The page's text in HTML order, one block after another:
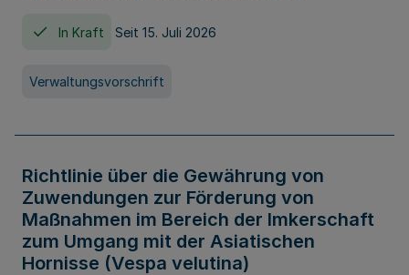
In Kraft Seit 15. Juli 2026
Verwaltungsvorschrift
Richtlinie über die Gewährung von
Zuwendungen zur Förderung von
Maßnahmen im Bereich der Imkerschaft
zum Umgang mit der Asiatischen
Hornisse (Vespa velutina)